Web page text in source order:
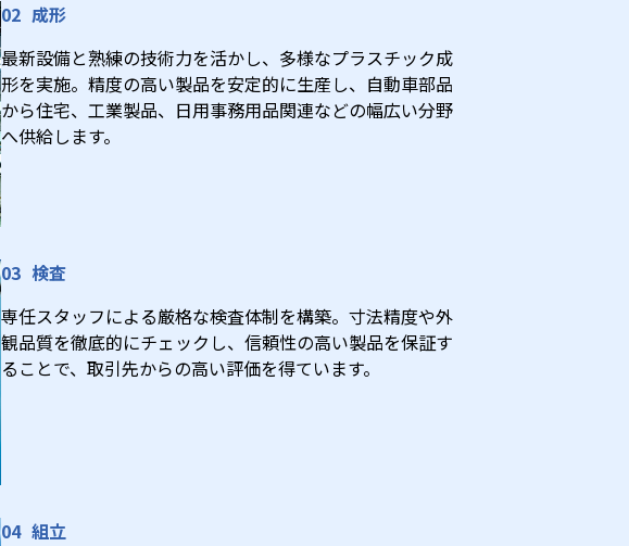
成形
最新設備と熟練の技術力を活かし、多様なプラスチック成
形を実施。精度の高い製品を安定的に生産し、自動車部品
から住宅、工業製品、日用事務用品関連などの幅広い分野
へ供給します。
検査
専任スタッフによる厳格な検査体制を構築。寸法精度や外
観品質を徹底的にチェックし、信頼性の高い製品を保証す
ることで、取引先からの高い評価を得ています。
組立